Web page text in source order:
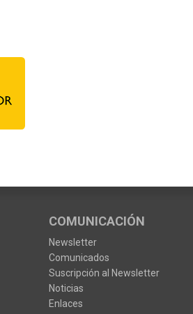
COMUNICACIÓN
Newsletter
Comunicados
Suscripción al Newsletter
Noticias
Enlaces